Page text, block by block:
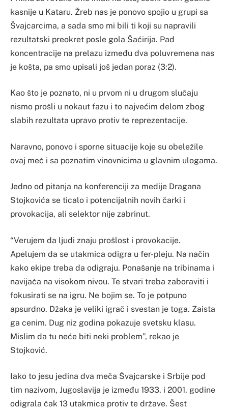
kasnije u Kataru. Žreb nas je ponovo spojio u grupi sa
Švajcarcima, a sada smo mi bili ti koji su napravili
rezultatski preokret posle gola Šaćirija. Pad
koncentracije na prelazu između dva poluvremena nas
je košta, pa smo upisali još jedan poraz (3:2).
Kao što je poznato, ni u prvom ni u drugom slučaju
nismo prošli u nokaut fazu i to najvećim delom zbog
slabih rezultata upravo protiv te reprezentacije.
Naravno, ponovo i sporne situacije koje su obeležile
ovaj meč i sa poznatim vinovnicima u glavnim ulogama.
Jedno od pitanja na konferenciji za medije Dragana
Stojkovića se ticalo i potencijalnih novih čarki i
provokacija, ali selektor nije zabrinut.
“Verujem da ljudi znaju prošlost i provokacije.
Apelujem da se utakmica odigra u fer-pleju. Na način
kako ekipe treba da odigraju. Ponašanje na tribinama i
navijača na visokom nivou. Te stvari treba zaboraviti i
fokusirati se na igru. Ne bojim se. To je potpuno
apsurdno. Džaka je veliki igrač i svestan je toga. Zaista
ga cenim. Dug niz godina pokazuje svetsku klasu.
Mislim da tu neće biti neki problem”, rekao je
Stojković.
Iako to jesu jedina dva meča Švajcarske i Srbije pod
tim nazivom, Jugoslavija je između 1933. i 2001. godine
odigrala čak 13 utakmica protiv te države. Šest